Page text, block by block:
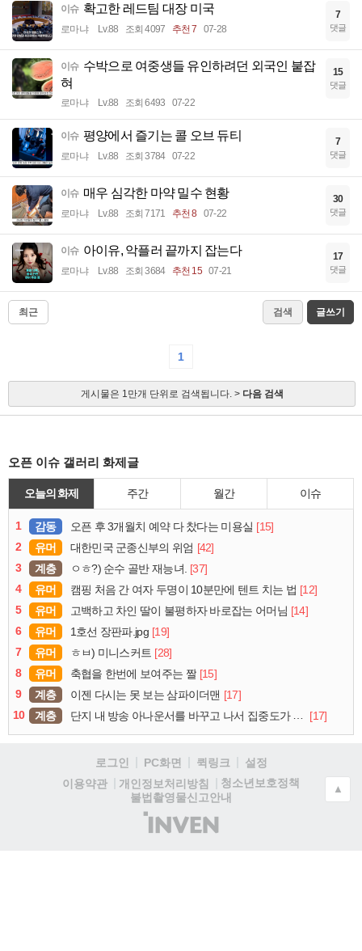
이슈 확고한 레드팀 대장 미국
로마냐 Lv.88 조회 4097 추천 7 07-28
7
댓글
이슈 수박으로 여중생들 유인하려던 외국인 붙잡
혀
로마냐 Lv.88 조회 6493 07-22
15
댓글
이슈 평양에서 즐기는 콜 오브 듀티
로마냐 Lv.88 조회 3784 07-22
7
댓글
이슈 매우 심각한 마약 밀수 현황
로마냐 Lv.88 조회 7171 추천 8 07-22
30
댓글
이슈 아이유, 악플러 끝까지 잡는다
로마냐 Lv.88 조회 3684 추천 15 07-21
17
댓글
최근 검색 글쓰기
1
게시물은 1만개 단위로 검색됩니다. > 다음 검색
오픈 이슈 갤러리 화제글
오늘의 화제 주간 월간 이슈
1 감동 오픈 후 3개월치 예약 다 찼다는 미용실 [15]
2
유머 대한민국 군종신부의 위엄 [42]
3
계층 ㅇㅎ?) 순수 골반 재능녀. [37]
4
유머 캠핑 처음 간 여자 두명이 10분만에 텐트 치는 법 [12]
5
유머 고백하고 차인 딸이 불평하자 바로잡는 어머님 [14]
6
유머 1호선 장판파.jpg [19]
7
유머 ㅎㅂ) 미니스커트 [28]
8
유머 축협을 한번에 보여주는 짤 [15]
9
계층 이젠 다시는 못 보는 삼파이더맨 [17]
10
계층 단지 내 방송 아나운서를 바꾸고 나서 집중도가 확 올라갔다는 한 아파트의 안내방송 [17]
로그인 PC화면 퀵링크
설정
이용약관
개인정보처리방침
청소년보호정책
불법촬영물신고안내
(주)
인
▲